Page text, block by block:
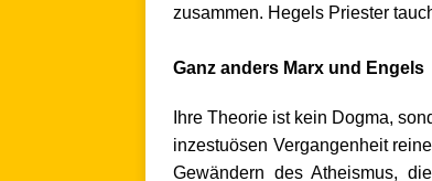
zusammen. Hegels Priester
Ganz anders Marx und Engels
Ihre Theorie ist kein Dogma,
inzestuösen Vergangenheit
Gewändern des Atheismus,